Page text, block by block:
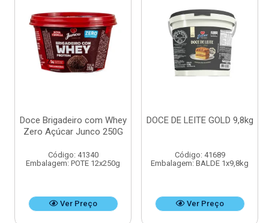
Doce Brigadeiro com Whey
Zero Açúcar Junco 250G
Código: 41340
Embalagem: POTE 12x250g
Ver Preço
DOCE DE LEITE GOLD 9,8kg
Código: 41689
Embalagem: BALDE 1x9,8kg
Ver Preço